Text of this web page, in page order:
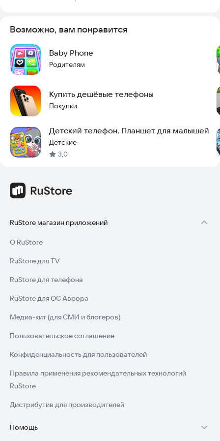
покупках для своих малышей!
Возможно, вам понравится
Baby Phone
Родителям
Купить дешёвые телефоны
Покупки
Детский телефон. Планшет для малышей
Детские
3,0
RuStore магазин приложений
О RuStore
RuStore для TV
RuStore для телефона
RuStore для ОС Аврора
Медиа-кит (для СМИ и блогеров)
Пользовательское соглашение
Конфиденциальность для пользователей
Правила применения рекомендательных технологий
RuStore
Дистрибутив для производителей
Помощь